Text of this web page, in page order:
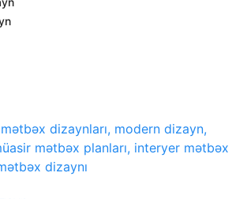
dizaynları, modern dizayn,
mətbəx planları, interyer mətbəx
dizaynı